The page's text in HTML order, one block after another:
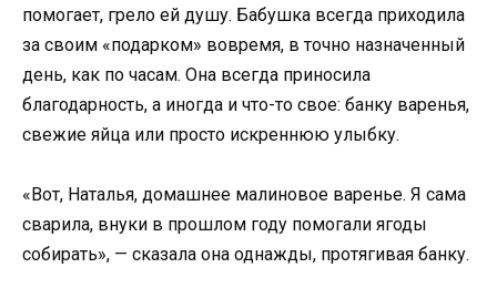
помогает, грело ей душу. Бабушка всегда приходила
за своим «подарком» вовремя, в точно назначенный
день, как по часам. Она всегда приносила
благодарность, а иногда и что-то свое: банку варенья,
свежие яйца или просто искреннюю улыбку.
«Вот, Наталья, домашнее малиновое варенье. Я сама
сварила, внуки в прошлом году помогали ягоды
собирать», — сказала она однажды, протягивая банку.